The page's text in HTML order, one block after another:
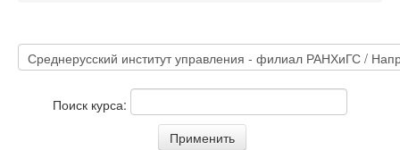
Поиск курса: